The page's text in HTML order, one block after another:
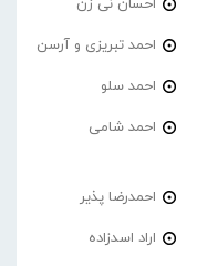
احمد تبریزی و آرسن
احمد سلو
احمد شامی
احمدرضا پذیر
اراد اسدزاده